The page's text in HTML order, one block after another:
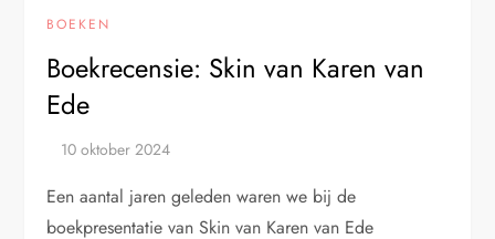
BOEKEN
Boekrecensie: Skin van Karen van
Ede
Een aantal jaren geleden waren we bij de
boekpresentatie van Skin van Karen van Ede